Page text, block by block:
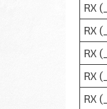
RX
RX
RX
RX
RX